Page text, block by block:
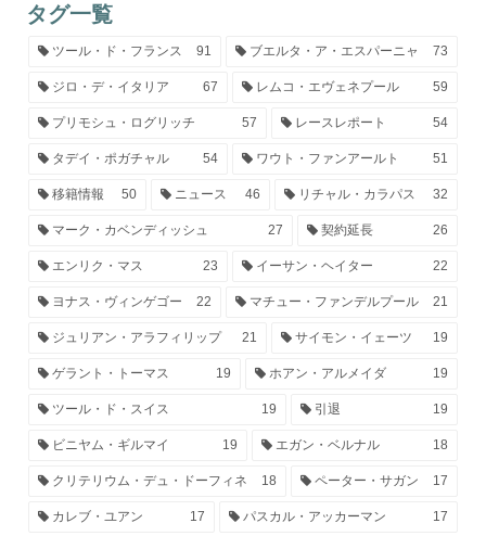
タグ一覧
ツール・ド・フランス 91 ブエルタ・ア・エスパーニャ 73
ジロ・デ・イタリア 67 レムコ・エヴェネプール 59
プリモシュ・ログリッチ 57 レースレポート 54
タデイ・ポガチャル 54 ワウト・ファンアールト 51
移籍情報 50 ニュース 46 リチャル・カラパス 32
マーク・カベンディッシュ 27 契約延長 26
エンリク・マス 23 イーサン・ヘイター 22
ヨナス・ヴィンゲゴー 22 マチュー・ファンデルプール 21
ジュリアン・アラフィリップ 21 サイモン・イェーツ 19
ゲラント・トーマス 19 ホアン・アルメイダ 19
ツール・ド・スイス 19 引退 19
ビニヤム・ギルマイ 19 エガン・ベルナル 18
クリテリウム・デュ・ドーフィネ 18 ペーター・サガン 17
カレブ・ユアン 17 パスカル・アッカーマン 17